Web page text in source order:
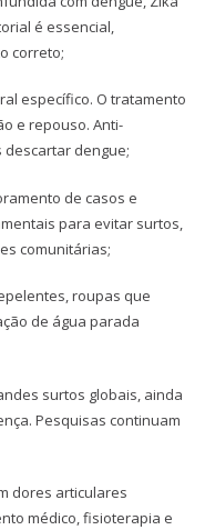
é essencial,
correto;
específico. O tratamento
e repouso. Anti-
dengue;
de casos e
para evitar surtos,
comunitárias;
roupas que
de água parada
surtos globais, ainda
Pesquisas continuam
dores articulares
médico, fisioterapia e